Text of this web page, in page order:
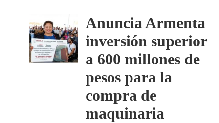
Anuncia Armenta
inversión superior
a 600 millones de
pesos para la
compra de
maquinaria